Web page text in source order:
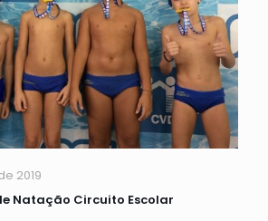
2019
Natação Circuito Escolar